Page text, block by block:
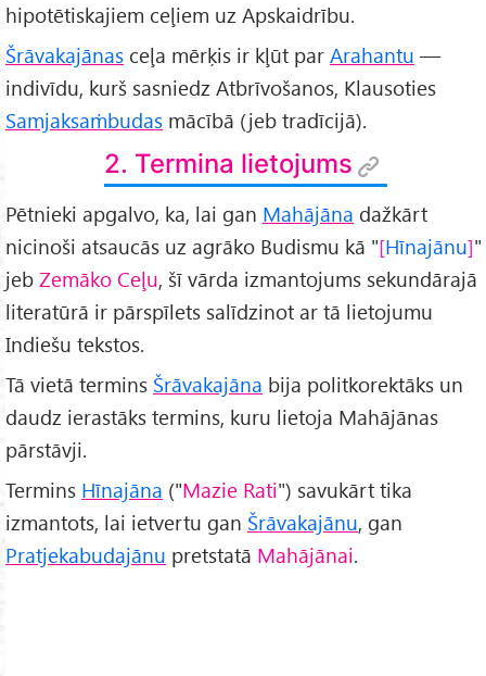
hipotētiskajiem ceļiem uz Apskaidrību.
Šrāvakajānas ceļa mērķis ir kļūt par Arahantu —
indivīdu, kurš sasniedz Atbrīvošanos, Klausoties
Samjaksaṁbudas mācībā (jeb tradīcijā).
2. Termina lietojums
Pētnieki apgalvo, ka, lai gan Mahājāna dažkārt
nicinoši atsaucās uz agrāko Budismu kā " Hīnajānu "
jeb Zemāko Ceļu, šī vārda izmantojums sekundārajā
literatūrā ir pārspīlets salīdzinot ar tā lietojumu
Indiešu tekstos.
Tā vietā termins Šrāvakajāna bija politkorektāks un
daudz ierastāks termins, kuru lietoja Mahājānas
pārstāvji.
Termins Hīnajāna ("Mazie Rati") savukārt tika
izmantots, lai ietvertu gan Šrāvakajānu, gan
Pratjekabudajānu pretstatā Mahājānai.